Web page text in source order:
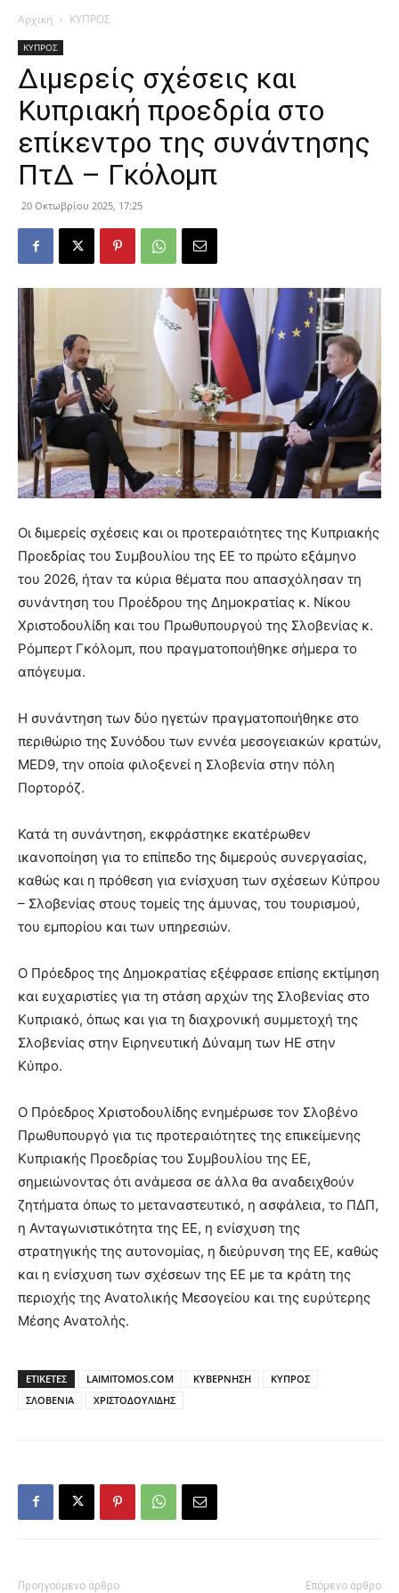
Αρχική ΚΥΠΡΟΣ
ΚΥΠΡΟΣ
Διμερείς σχέσεις και
Κυπριακή προεδρία στο
επίκεντρο της συνάντησης
ΠτΔ – Γκόλομπ
20 Οκτωβρίου 2025, 17:25
Οι διμερείς σχέσεις και οι προτεραιότητες της Κυπριακής
Προεδρίας του Συμβουλίου της ΕΕ το πρώτο εξάμηνο
του 2026, ήταν τα κύρια θέματα που απασχόλησαν τη
συνάντηση του Προέδρου της Δημοκρατίας κ. Νίκου
Χριστοδουλίδη και του Πρωθυπουργού της Σλοβενίας κ.
Ρόμπερτ Γκόλομπ, που πραγματοποιήθηκε σήμερα το
απόγευμα.
Η συνάντηση των δύο ηγετών πραγματοποιήθηκε στο
περιθώριο της Συνόδου των εννέα μεσογειακών κρατών,
MED9, την οποία φιλοξενεί η Σλοβενία στην πόλη
Πορτορόζ.
Κατά τη συνάντηση, εκφράστηκε εκατέρωθεν
ικανοποίηση για το επίπεδο της διμερούς συνεργασίας,
καθώς και η πρόθεση για ενίσχυση των σχέσεων Κύπρου
– Σλοβενίας στους τομείς της άμυνας, του τουρισμού,
του εμπορίου και των υπηρεσιών.
Ο Πρόεδρος της Δημοκρατίας εξέφρασε επίσης εκτίμηση
και ευχαριστίες για τη στάση αρχών της Σλοβενίας στο
Κυπριακό, όπως και για τη διαχρονική συμμετοχή της
Σλοβενίας στην Ειρηνευτική Δύναμη των ΗΕ στην
Κύπρο.
Ο Πρόεδρος Χριστοδουλίδης ενημέρωσε τον Σλοβένο
Πρωθυπουργό για τις προτεραιότητες της επικείμενης
Κυπριακής Προεδρίας του Συμβουλίου της ΕΕ,
σημειώνοντας ότι ανάμεσα σε άλλα θα αναδειχθούν
ζητήματα όπως το μεταναστευτικό, η ασφάλεια, το ΠΔΠ,
η Ανταγωνιστικότητα της ΕΕ, η ενίσχυση της
στρατηγικής της αυτονομίας, η διεύρυνση της ΕΕ, καθώς
και η ενίσχυση των σχέσεων της ΕΕ με τα κράτη της
περιοχής της Ανατολικής Μεσογείου και της ευρύτερης
Μέσης Ανατολής.
ΕΤΙΚΕΤΕΣ LAIMITOMOS.COM ΚΥΒΕΡΝΗΣΗ
ΚΥΠΡΟΣ
ΣΛΟΒΕΝΙΑ
ΧΡΙΣΤΟΔΟΥΛΙΔΗΣ
Προηγούμενο άρθρο Επόμενο άρθρο